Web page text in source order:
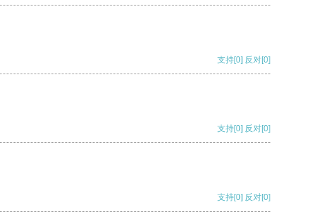
支持[0] 反对[0]
支持[0] 反对[0]
支持[0] 反对[0]